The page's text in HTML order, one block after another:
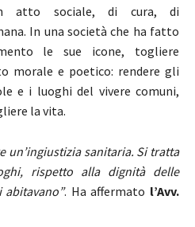
atto sociale, di cura, di
In una società che ha fatto
le sue icone, togliere
morale e poetico: rendere gli
e i luoghi del vivere comuni,
la vita.
un’ingiustizia sanitaria. Si tratta
rispetto alla dignità delle
. Ha affermato l’Avv.